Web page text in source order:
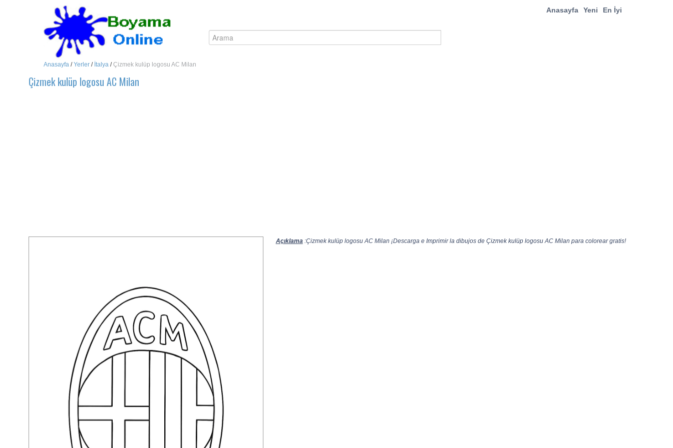
Anasayfa Yeni En İyi
Anasayfa /Yerler / İtalya /Çizmek kulüp logosu AC Milan
Çizmek kulüp logosu AC Milan
Açıklama:Çizmek kulüp logosu AC Milan ¡Descarga e Imprimir la dibujos de Çizmek kulüp logosu AC Milan para colorear gratis!